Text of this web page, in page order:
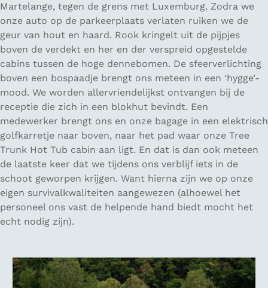
Martelange, tegen de grens met Luxemburg. Zodra we
onze auto op de parkeerplaats verlaten ruiken we de
geur van hout en haard. Rook kringelt uit de pijpjes
boven de verdekt en her en der verspreid opgestelde
cabins tussen de hoge dennebomen. De sfeerverlichting
boven een bospaadje brengt ons meteen in een ‘hygge’-
mood. We worden allervriendelijkst ontvangen bij de
receptie die zich in een blokhut bevindt. Een
medewerker brengt ons en onze bagage in een elektrisch
golfkarretje naar boven, naar het pad waar onze Tree
Trunk Hot Tub cabin aan ligt. En dat is dan ook meteen
de laatste keer dat we tijdens ons verblijf iets in de
schoot geworpen krijgen. Want hierna zijn we op onze
eigen survivalkwaliteiten aangewezen (alhoewel het
personeel ons vast de helpende hand biedt mocht het
echt nodig zijn).